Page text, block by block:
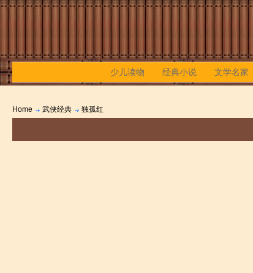
少儿读物 经典小说 文学名家
Home 武侠经典 独孤红